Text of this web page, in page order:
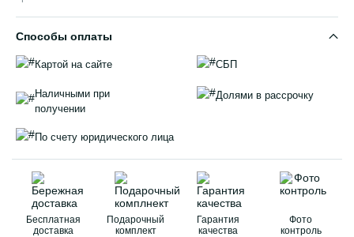
Способы оплаты
Картой на сайте СБП
Наличными при
получении
Долями в рассрочку
По счету юридического лица
Бесплатная
доставка
Подарочный
комплект
Гарантия
качества
Фото
контроль